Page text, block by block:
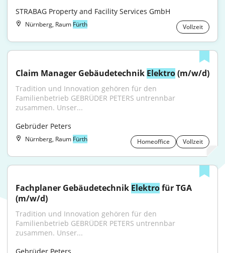
STRABAG Property and Facility Services GmbH
Nürnberg, Raum Fürth Vollzeit
Claim Manager Gebäudetechnik Elektro (m/w/d)
Tradition und Innovation gehören für den
Familienbetrieb GEBRÜDER PETERS untrennbar
zusammen. Unser...
Gebrüder Peters
Nürnberg, Raum Fürth Homeoffice Vollzeit
Fachplaner Gebäudetechnik Elektro für TGA
(m/w/d)
Tradition und Innovation gehören für den
Familienbetrieb GEBRÜDER PETERS untrennbar
zusammen. Unser...